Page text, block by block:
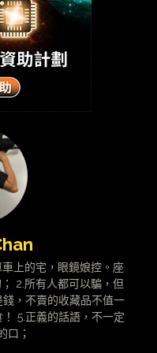
上的宅，眼鏡娘控。座
2.所有人都可以騙，但
，不賣的收藏品不值一
5.正義的話語，不一定
口；